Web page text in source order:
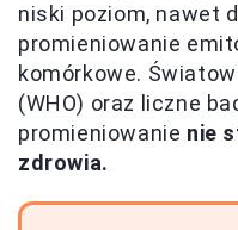
niski poziom, nawet
promieniowanie
komórkowe.
(WHO) oraz liczne
promieniowanie nie
zdrowia.